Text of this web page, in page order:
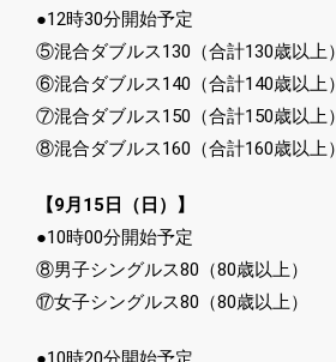
●12時30分開始予定
⑤混合ダブルス130（合計130歳以上）
⑥混合ダブルス140（合計140歳以上）
⑦混合ダブルス150（合計150歳以上）
⑧混合ダブルス160（合計160歳以上）
【9月15日（日）】
●10時00分開始予定
⑧男子シングルス80（80歳以上）
⑰女子シングルス80（80歳以上）